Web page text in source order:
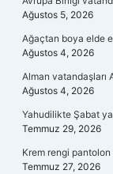
Ağustos 5, 2026
Ağaçtan boya elde
Ağustos 4, 2026
Alman vatandaşları
Ağustos 4, 2026
Yahudilikte Şabat
Temmuz 29, 2026
Krem rengi
Temmuz 27, 2026